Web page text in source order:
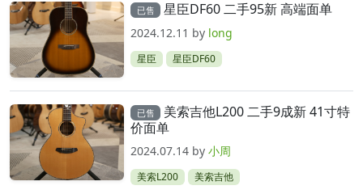
已售 星臣DF60 二手95新 高端面单
2024.12.11 by long
星臣 星臣DF60
已售
美索吉他L200 二手9成新 41寸特
价面单
2024.07.14 by小周
美索L200 美索吉他